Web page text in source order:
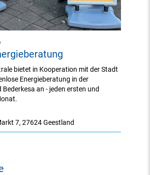
7,27624 Geestland
bietet in Kooperation mit der Stadt
Energieberatung in der
an - jeden ersten und